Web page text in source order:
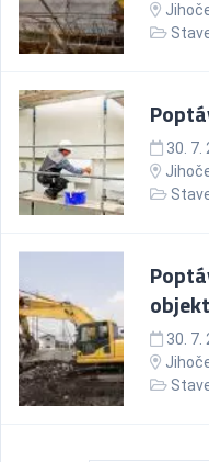
30. 7.
30. 7.